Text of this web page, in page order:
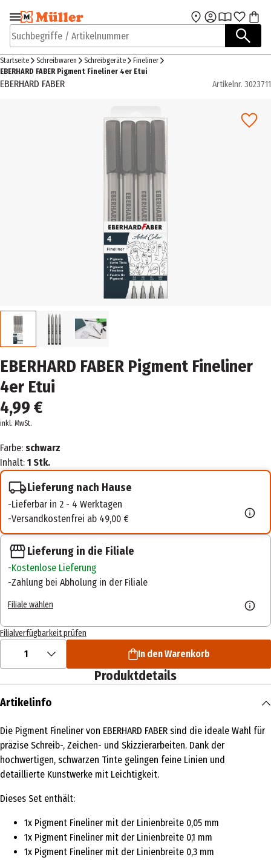
Zur Navigation
springen
Zum Hauptinhalt
Suchbegriffe / Artikelnummer
Startseite Schreibwaren Schreibgeräte
Fineliner
EBERHARD FABER Pigment Fineliner 4er Etui
EBERHARD FABER Artikelnr. 3023711
EBERHARD FABER Pigment Fineliner
4er Etui
4,99 €
inkl. MwSt.
Farbe: schwarz
Inhalt: 1 Stk.
Lieferung nach Hause
Lieferbar in 2 - 4 Werktagen
Versandkostenfrei ab 49,00 €
Lieferung in die Filiale
Kostenlose Lieferung
Zahlung bei Abholung in der Filiale
Filiale wählen
Filialverfügbarkeit prüfen
1 In den Warenkorb
Produktdetails
Artikelinfo
Die Pigment Fineliner von EBERHARD FABER sind die ideale Wahl für
präzise Schreib-, Zeichen- und Skizzierarbeiten. Dank der
hochwertigen, schwarzen Tinte gelingen feine Linien und
detaillierte Kunstwerke mit Leichtigkeit.
Dieses Set enthält:
1x Pigment Fineliner mit der Linienbreite 0,05 mm
1x Pigment Fineliner mit der Linienbreite 0,1 mm
1x Pigment Fineliner mit der Linienbreite 0,3 mm